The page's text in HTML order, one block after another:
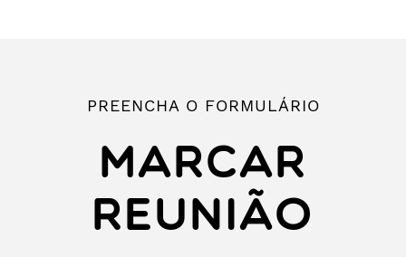
PREENCHA O FORMULÁRIO
MARCAR
REUNIÃO